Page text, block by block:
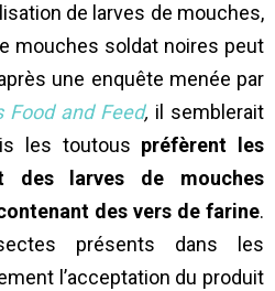
de larves de mouches,
mouches soldat noires peut
une enquête menée par
Food and Feed, il semblerait
les toutous préfèrent les
des larves de mouches
des vers de farine.
présents dans les
l’acceptation du produit